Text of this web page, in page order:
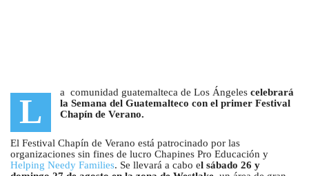
L a comunidad guatemalteca de Los Ángeles celebrará
la Semana del Guatemalteco con el primer Festival
Chapín de Verano.
El Festival Chapín de Verano está patrocinado por las
organizaciones sin fines de lucro Chapines Pro Educación y
Helping Needy Families. Se llevará a cabo el sábado 26 y